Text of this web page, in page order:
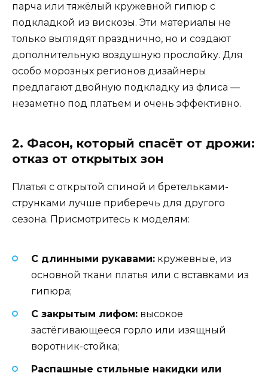
парча или тяжёлый кружевной гипюр с
подкладкой из вискозы. Эти материалы не
только выглядят празднично, но и создают
дополнительную воздушную прослойку. Для
особо морозных регионов дизайнеры
предлагают двойную подкладку из флиса —
незаметно под платьем и очень эффективно.
2. Фасон, который спасёт от дрожи:
отказ от открытых зон
Платья с открытой спиной и бретельками-
струнками лучше приберечь для другого
сезона. Присмотритесь к моделям:
С длинными рукавами: кружевные, из
основной ткани платья или с вставками из
гипюра;
С закрытым лифом: высокое
застёгивающееся горло или изящный
воротник-стойка;
Распашные стильные накидки или